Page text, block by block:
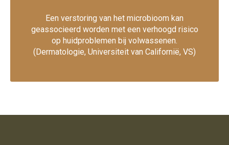
Een verstoring van het microbioom kan
geassocieerd worden met een verhoogd risico
op huidproblemen bij volwassenen.
(Dermatologie, Universiteit van Californië, VS)